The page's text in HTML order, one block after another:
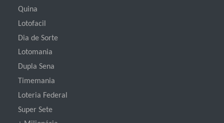
Quina
Lotofacil
Dia de Sorte
Lotomania
Dupla Sena
Timemania
Loteria Federal
Super Sete